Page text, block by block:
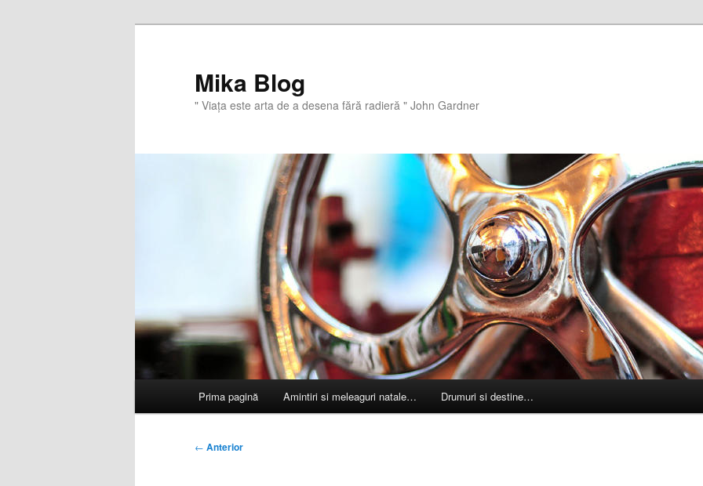
Mika Blog
" Viaţa este arta de a desena fără radieră " John Gardner
Prima pagină Amintiri si meleaguri natale… Drumuri si destine…
Navigare
← Anterior